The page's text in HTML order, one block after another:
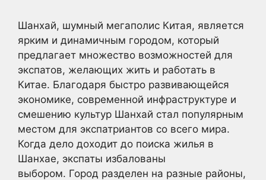
Шанхай, шумный мегаполис Китая, является
ярким и динамичным городом, который
предлагает множество возможностей для
экспатов, желающих жить и работать в
Китае. Благодаря быстро развивающейся
экономике, современной инфраструктуре и
смешению культур Шанхай стал популярным
местом для экспатриантов со всего мира.
Когда дело доходит до поиска жилья в
Шанхае, экспаты избалованы
выбором. Город разделен на разные районы,